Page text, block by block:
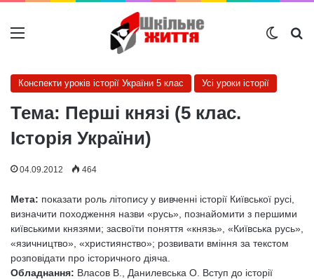
Меню
Конспекти уроків історії України 5 клас Усі уроки історії
Тема: Перші князі (5 клас.
Історія України)
04.09.2012 464
Мета: показати роль літопису у вивченні історії Київської русі,
визначити походження назви «русь», познайомити з першими
київськими князями; засвоїти поняття «князь», «Київська русь»,
«язичництво», «християнство»; розвивати вміння за текстом
розповідати про історичного діяча.
Обладнання: Власов В., Данилевська О. Вступ до історії